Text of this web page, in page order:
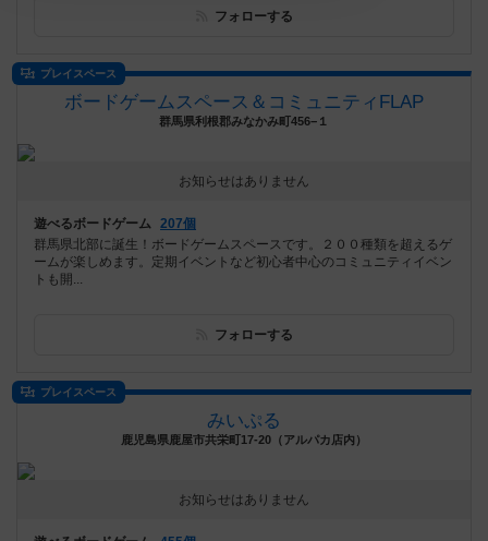
フォローする
プレイスペース
ボードゲームスペース＆コミュニティFLAP
群馬県利根郡みなかみ町456−１
お知らせはありません
遊べるボードゲーム 207個
群馬県北部に誕生！ボードゲームスペースです。２００種類を超えるゲ
ームが楽しめます。定期イベントなど初心者中心のコミュニティイベン
トも開...
フォローする
プレイスペース
みいぷる
鹿児島県鹿屋市共栄町17-20（アルパカ店内）
お知らせはありません